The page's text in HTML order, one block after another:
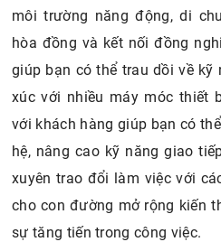
môi trường năng động, di
hòa đồng và kết nối đồng
giúp bạn có thể trau dồi về kỹ
xúc với nhiều máy móc thiết
với khách hàng giúp bạn có
hệ, nâng cao kỹ năng giao
xuyên trao đổi làm việc với
cho con đường mở rộng kiến
sự tăng tiến trong công việc.